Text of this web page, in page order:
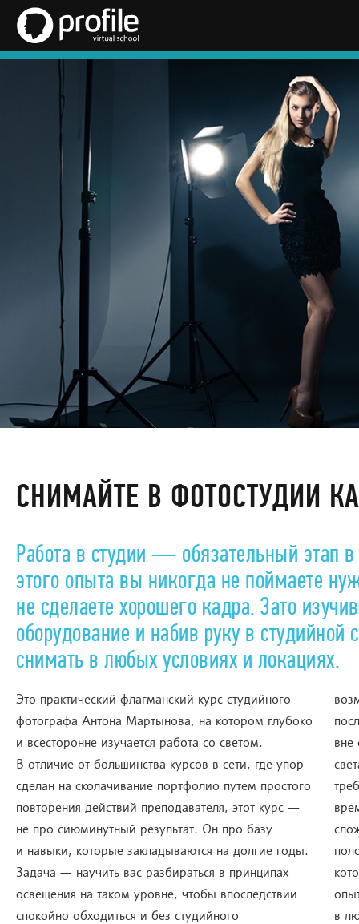
СНИМАЙТЕ В ФОТОСТУДИИ
Работа в студии — обязательный этап
этого опыта вы никогда не поймаете
не сделаете хорошего кадра. Зато
оборудование и набив руку в
снимать в любых условиях и локациях.
Это практический флагманский курс студийного
фотографа Антона Мартынова, на котором глубоко
и всесторонне изучается работа со светом.
В отличие от большинства курсов в сети, где упор
сделан на сколачивание портфолио путем простого
повторения действий преподавателя, этот курс —
не про сиюминутный результат. Он про базу
и навыки, которые закладываются на долгие годы.
Задача — научить вас разбираться в принципах
освещения на таком уровне, чтобы впоследствии
спокойно обходиться и без студийного
вне
в